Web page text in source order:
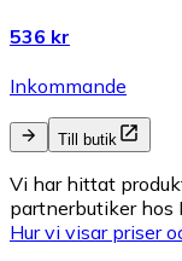
536 kr
Inkommande
Till butik
Vi har hittat
partnerbutiker hos
Hur vi visar priser